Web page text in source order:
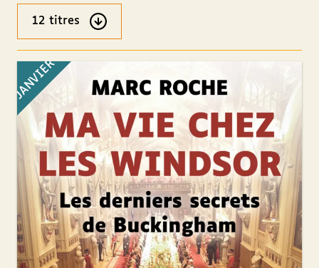
JANVIER